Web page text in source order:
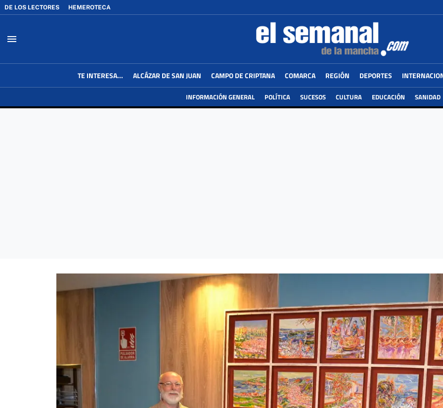
DE LOS LECTORES HEMEROTECA
menu
TE INTERESA... ALCÁZAR DE SAN JUAN CAMPO DE CRIPTANA COMARCA REGIÓN DEPORTES
INFORMACIÓN GENERAL POLÍTICA SUCESOS CULTURA EDUCACIÓN SANIDAD